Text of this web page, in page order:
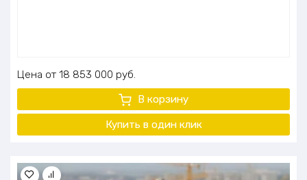
Цена 18 853 000 руб.
В корзину
Купить в один клик